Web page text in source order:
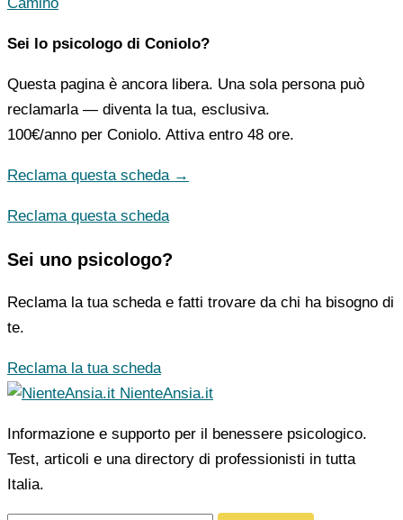
Camino
Sei lo psicologo di Coniolo?
Questa pagina è ancora libera. Una sola persona può
reclamarla — diventa la tua, esclusiva.
100€/anno per Coniolo. Attiva entro 48 ore.
Reclama questa scheda →
Reclama questa scheda
Sei uno psicologo?
Reclama la tua scheda e fatti trovare da chi ha bisogno di
te.
Reclama la tua scheda
NienteAnsia.it
Informazione e supporto per il benessere psicologico.
Test, articoli e una directory di professionisti in tutta
Italia.